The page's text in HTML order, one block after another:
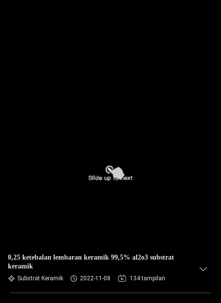
0,25 ketebalan lembaran keramik 99,5% al2o3 substrat
keramik
Substrat Keramik 2022-11-08 134 tampilan